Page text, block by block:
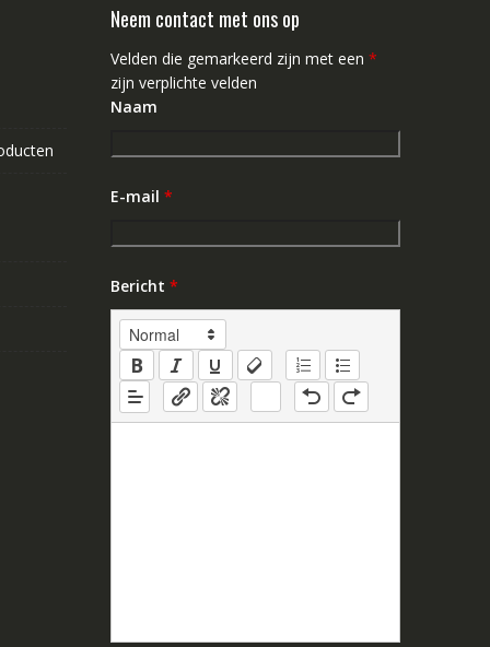
Neem contact met ons op
Velden die gemarkeerd zijn met een *
zijn verplichte velden
Naam
E-mail *
Bericht *